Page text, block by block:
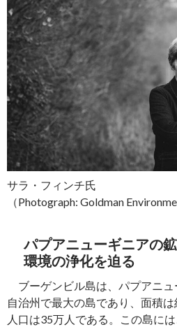
サラ・フィンチ氏
（Photograph: Goldman
パプアニューギニアの
環境の浄化を迫る
ブーゲンビル島は、パプアニ
自治州で最大の島であり、面積
人口は35万人である。この島に